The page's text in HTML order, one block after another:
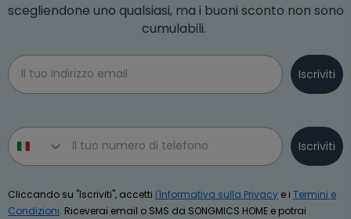
scegliendone uno qualsiasi, ma i buoni sconto non sono
cumulabili.
Email
Iscriviti
Phone number
Iscriviti
Cliccando su "Iscriviti", accetti l'Informativa sulla Privacy e i Termini e
Condizioni. Riceverai email o SMS da SONGMICS HOME e potrai